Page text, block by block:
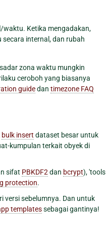
Ketika mengadakan,
internal, dan rubah
zona waktu mungkin
ceroboh yang biasanya
guidedan timezone FAQ
bulk insert dataset besar untuk
kumpulan terkait obyek di
sifat PBKDF2 dan bcrypt), 'tools
protection.
versi sebelumnya. Dan untuk
templatessebagai gantinya!